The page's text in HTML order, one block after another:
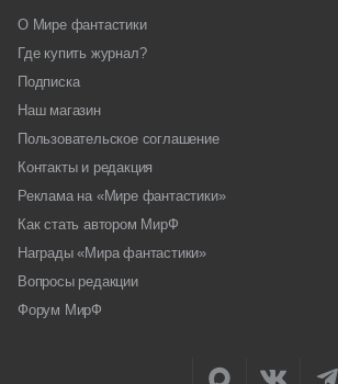
О Мире фантастики
Где купить журнал?
Подписка
Наш магазин
Пользовательское соглашение
Контакты и редакция
Реклама на «Мире фантастики»
Как стать автором МирФ
Награды «Мира фантастики»
Вопросы редакции
Форум МирФ